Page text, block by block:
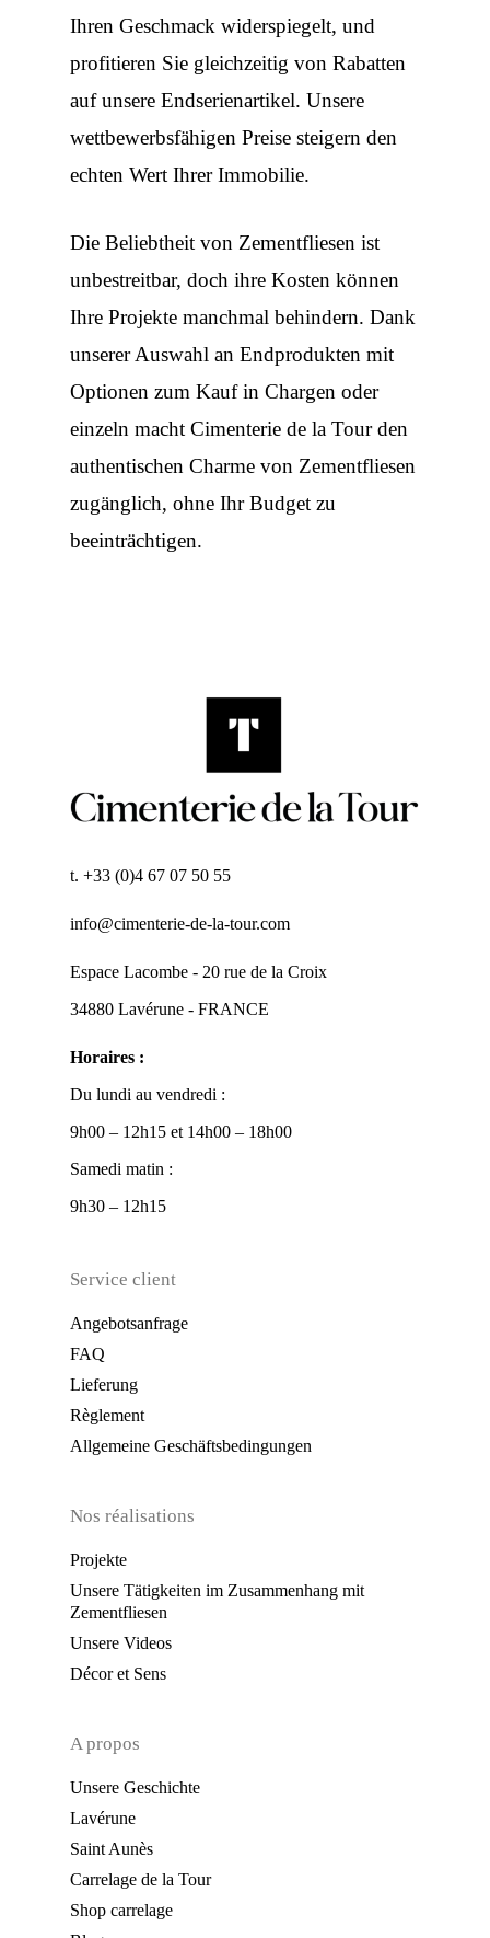
Ihren Geschmack widerspiegelt, und
profitieren Sie gleichzeitig von Rabatten
auf unsere Endserienartikel. Unsere
wettbewerbsfähigen Preise steigern den
echten Wert Ihrer Immobilie.
Die Beliebtheit von Zementfliesen ist
unbestreitbar, doch ihre Kosten können
Ihre Projekte manchmal behindern. Dank
unserer Auswahl an Endprodukten mit
Optionen zum Kauf in Chargen oder
einzeln macht Cimenterie de la Tour den
authentischen Charme von Zementfliesen
zugänglich, ohne Ihr Budget zu
beeinträchtigen.
t. +33 (0)4 67 07 50 55
info@cimenterie-de-la-tour.com
Espace Lacombe - 20 rue de la Croix
34880 Lavérune - FRANCE
Horaires :
Du lundi au vendredi :
9h00 – 12h15 et 14h00 – 18h00
Samedi matin :
9h30 – 12h15
Service client
Angebotsanfrage
FAQ
Lieferung
Règlement
Allgemeine Geschäftsbedingungen
Nos réalisations
Projekte
Unsere Tätigkeiten im Zusammenhang mit
Zementfliesen
Unsere Videos
Décor et Sens
A propos
Unsere Geschichte
Lavérune
Saint Aunès
Carrelage de la Tour
Shop carrelage